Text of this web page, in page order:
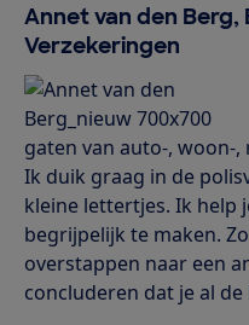
Annet van den
Verzekeringen
gaten van auto-, woon-
Ik duik graag in de
kleine lettertjes. Ik help
begrijpelijk te maken.
overstappen naar een
concluderen dat je al